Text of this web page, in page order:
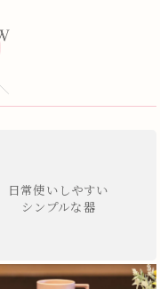
日常使いしやすい
シンプルな器